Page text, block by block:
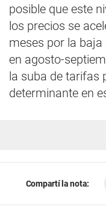
posible que este
los precios se
meses por la
en agosto-
la suba de tarifas
determinante en
Compartí la nota: